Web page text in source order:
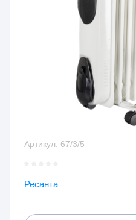
Артикул: 67/3/5
Ресанта